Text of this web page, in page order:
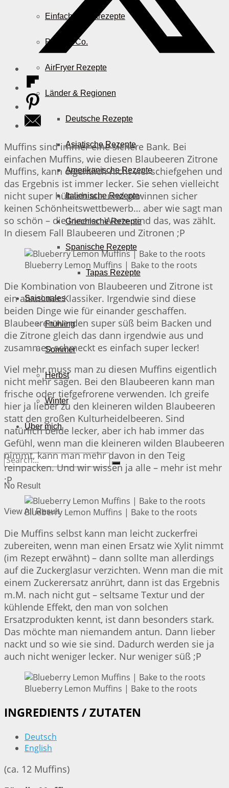
Einfache Salatrezepte
Pizza & Co.
AirFryer Rezepte
Länder & Regionen
Deutsche Rezepte
Asiatische Rezepte
Amerikanische Rezepte
Italienische Rezepte
Griechische Rezepte
Spanische Rezepte
Tapas Rezepte
Saisonales
Frühling
Sommer
Herbst
Winter
Über mich
No Result
View All Result
Muffins sind immer eine sichere Bank. Bei
einfachen Muffins, wie diesen Blaubeeren Zitrone
Muffins, kann eigentlich nicht viel schiefgehen und
das Ergebnis ist immer lecker. Sie sehen vielleicht
nicht super hübsch aus und gewinnen sicher
keinen Schönheitswettbewerb… aber wie sagt man
so schön – die inneren Werte sind das, was zählt.
In diesem Fall Blaubeeren und Zitronen ;P
Blueberry Lemon Muffins | Bake to the roots
Die Kombination von Blaubeeren und Zitrone ist
ein absoluter Klassiker. Irgendwie sind diese
beiden Dinge wie für einander geschaffen.
Blaubeeren werden super süß beim Backen und
die Zitrone gleich das dann irgendwie aus und
zusammen schmeckt es einfach super lecker!
Viel mehr muss man zu diesen Muffins eigentlich
nicht mehr sagen. Bei den Blaubeeren kann man
frische oder tiefgefrorene verwenden. Ich greife
hier ja lieber zu den kleineren wilden Blaubeeren
statt den großen Kulturheidelbeeren. Sind
natürlich beide lecker, aber ich hab immer das
Gefühl, wenn man die kleineren wilden Blaubeeren
nimmt, kann man mehr davon in den Teig
reinpacken. Und wir wissen ja alle – mehr ist mehr
;P
Blueberry Lemon Muffins | Bake to the roots
Die Muffins selbst kann man leicht zuckerfrei
zubereiten, wenn man einen Ersatz wie Xylit nimmt
(im Rezept erwähnt) – dann sollte man allerdings
auf die Zuckerglasur verzichten. Wenn man die mit
einem Zuckerersatz anrührt, dann ist das Ergebnis
m.M. nach nicht gut – seltsame Textur und der
kühlende Effekt, den man von solchen
Ersatzprodukten kennt, ist dann besonders stark.
Das möchte man niemandem antun. Dann lieber
nackt und so wie sie sind. Dadurch werden sie ja
auch nicht weniger lecker. Nur weniger süß ;P
Blueberry Lemon Muffins | Bake to the roots
INGREDIENTS / ZUTATEN
Deutsch
English
(ca. 12 Muffins)